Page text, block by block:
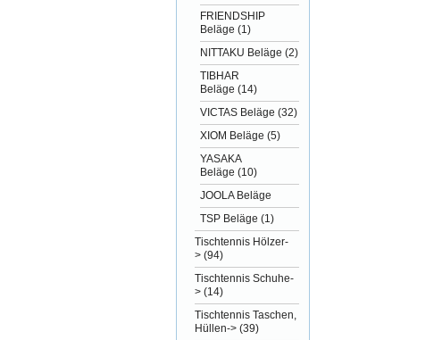
FRIENDSHIP
Beläge (1)
NITTAKU Beläge (2)
TIBHAR
Beläge (14)
VICTAS Beläge (32)
XIOM Beläge (5)
YASAKA
Beläge (10)
JOOLA Beläge
TSP Beläge (1)
Tischtennis Hölzer-
> (94)
Tischtennis Schuhe-
> (14)
Tischtennis Taschen,
Hüllen-> (39)